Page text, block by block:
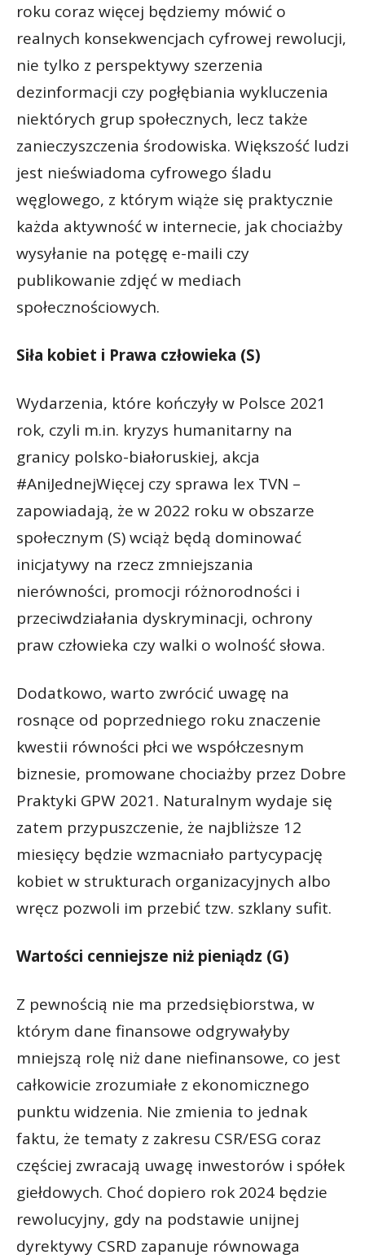
roku coraz więcej będziemy mówić o
realnych konsekwencjach cyfrowej rewolucji,
nie tylko z perspektywy szerzenia
dezinformacji czy pogłębiania wykluczenia
niektórych grup społecznych, lecz także
zanieczyszczenia środowiska. Większość ludzi
jest nieświadoma cyfrowego śladu
węglowego, z którym wiąże się praktycznie
każda aktywność w internecie, jak chociażby
wysyłanie na potęgę e-maili czy
publikowanie zdjęć w mediach
społecznościowych.
Siła kobiet i Prawa człowieka (S)
Wydarzenia, które kończyły w Polsce 2021
rok, czyli m.in. kryzys humanitarny na
granicy polsko-białoruskiej, akcja
#AniJednejWięcej czy sprawa lex TVN –
zapowiadają, że w 2022 roku w obszarze
społecznym (S) wciąż będą dominować
inicjatywy na rzecz zmniejszania
nierówności, promocji różnorodności i
przeciwdziałania dyskryminacji, ochrony
praw człowieka czy walki o wolność słowa.
Dodatkowo, warto zwrócić uwagę na
rosnące od poprzedniego roku znaczenie
kwestii równości płci we współczesnym
biznesie, promowane chociażby przez Dobre
Praktyki GPW 2021. Naturalnym wydaje się
zatem przypuszczenie, że najbliższe 12
miesięcy będzie wzmacniało partycypację
kobiet w strukturach organizacyjnych albo
wręcz pozwoli im przebić tzw. szklany sufit.
Wartości cenniejsze niż pieniądz (G)
Z pewnością nie ma przedsiębiorstwa, w
którym dane finansowe odgrywałyby
mniejszą rolę niż dane niefinansowe, co jest
całkowicie zrozumiałe z ekonomicznego
punktu widzenia. Nie zmienia to jednak
faktu, że tematy z zakresu CSR/ESG coraz
częściej zwracają uwagę inwestorów i spółek
giełdowych. Choć dopiero rok 2024 będzie
rewolucyjny, gdy na podstawie unijnej
dyrektywy CSRD zapanuje równowaga